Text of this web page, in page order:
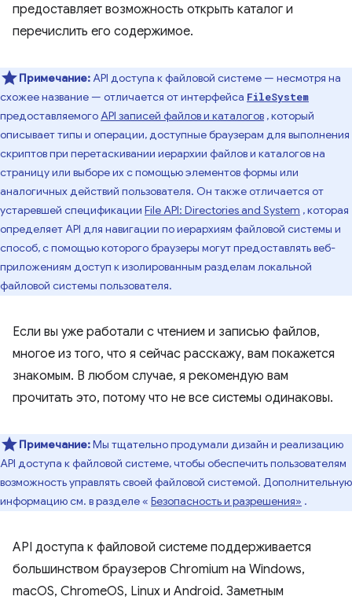
предоставляет возможность открыть каталог и
перечислить его содержимое.
Примечание:API доступа к файловой системе — несмотря на
схожее название — отличается от интерфейса FileSystem
предоставляемогоAPI записей файлов и каталогов , который
описывает типы и операции, доступные браузерам для выполнения
скриптов при перетаскивании иерархии файлов и каталогов на
страницу или выборе их с помощью элементов формы или
аналогичных действий пользователя. Он также отличается от
устаревшей спецификации File API: Directories and System , которая
определяет API для навигации по иерархиям файловой системы и
способ, с помощью которого браузеры могут предоставлять веб-
приложениям доступ к изолированным разделам локальной
файловой системы пользователя.
Если вы уже работали с чтением и записью файлов,
многое из того, что я сейчас расскажу, вам покажется
знакомым. В любом случае, я рекомендую вам
прочитать это, потому что не все системы одинаковы.
Примечание:Мы тщательно продумали дизайн и реализацию
API доступа к файловой системе, чтобы обеспечить пользователям
возможность управлять своей файловой системой. Дополнительную
информацию см. в разделе « Безопасность и разрешения» .
API доступа к файловой системе поддерживается
большинством браузеров Chromium на Windows,
macOS, ChromeOS, Linux и Android. Заметным